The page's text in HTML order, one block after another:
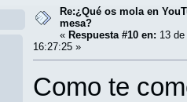
Re:¿Qué os mola en
mesa?
« Respuesta #10 en: 13
16:27:25 »
Como te